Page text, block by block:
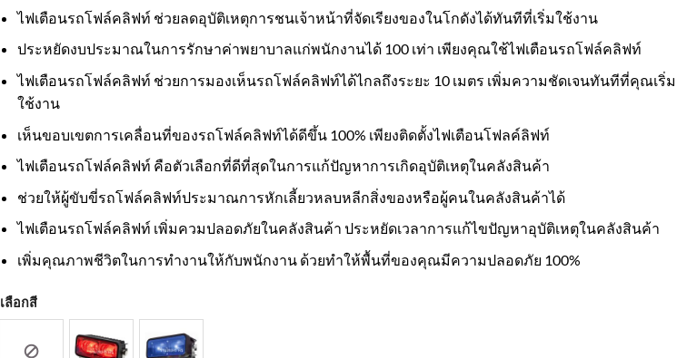
ไฟเตือนรถโฟล์คลิฟท์ ช่วยลดอุบัติเหตุการชนเจ้าหน้าที่จัดเรียงของในโกดังได้ทันทีที่เริ่มใช้งาน
ประหยัดงบประมาณในการรักษาค่าพยาบาลแก่พนักงานได้ 100 เท่า เพียงคุณใช้ไฟเตือนรถโฟล์คลิฟท์
ไฟเตือนรถโฟล์คลิฟท์ ช่วยการมองเห็นรถโฟล์คลิฟท์ได้ไกลถึงระยะ 10 เมตร เพิ่มความชัดเจนทันทีที่คุณเริ่ม
ใช้งาน
เห็นขอบเขตการเคลื่อนที่ของรถโฟล์คลิฟท์ได้ดีขึ้น 100% เพียงติดตั้งไฟเตือนโฟลค์ลิฟท์
ไฟเตือนรถโฟล์คลิฟท์ คือตัวเลือกที่ดีที่สุดในการแก้ปัญหาการเกิดอุบัติเหตุในคลังสินค้า
ช่วยให้ผู้ขับขี่รถโฟล์คลิฟท์ประมาณการหักเลี้ยวหลบหลีกสิ่งของหรือผู้คนในคลังสินค้าได้
ไฟเตือนรถโฟล์คลิฟท์ เพิ่มควมปลอดภัยในคลังสินค้า ประหยัดเวลาการแก้ไขปัญหาอุบัติเหตุในคลังสินค้า
เพิ่มคุณภาพชีวิตในการทำงานให้กับพนักงาน ด้วยทำให้พื้นที่ของคุณมีความปลอดภัย 100%
เลือกสี